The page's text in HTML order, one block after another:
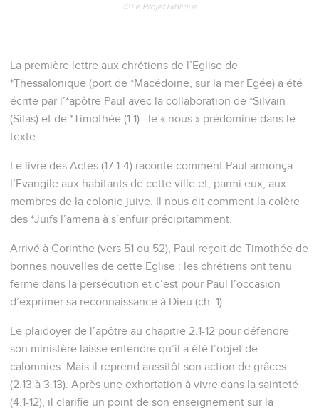
© Le Projet Biblique
La première lettre aux chrétiens de l’Eglise de
*Thessalonique (port de *Macédoine, sur la mer Egée) a été
écrite par l’*apôtre Paul avec la collaboration de *Silvain
(Silas) et de *Timothée (1.1) : le « nous » prédomine dans le
texte.
Le livre des Actes (17.1-4) raconte comment Paul annonça
l’Evangile aux habitants de cette ville et, parmi eux, aux
membres de la colonie juive. Il nous dit comment la colère
des *Juifs l’amena à s’enfuir précipitamment.
Arrivé à Corinthe (vers 51 ou 52), Paul reçoit de Timothée de
bonnes nouvelles de cette Eglise : les chrétiens ont tenu
ferme dans la persécution et c’est pour Paul l’occasion
d’exprimer sa reconnaissance à Dieu (ch. 1).
Le plaidoyer de l’apôtre au chapitre 2.1-12 pour défendre
son ministère laisse entendre qu’il a été l’objet de
calomnies. Mais il reprend aussitôt son action de grâces
(2.13 à 3.13). Après une exhortation à vivre dans la sainteté
(4.1-12), il clarifie un point de son enseignement sur la